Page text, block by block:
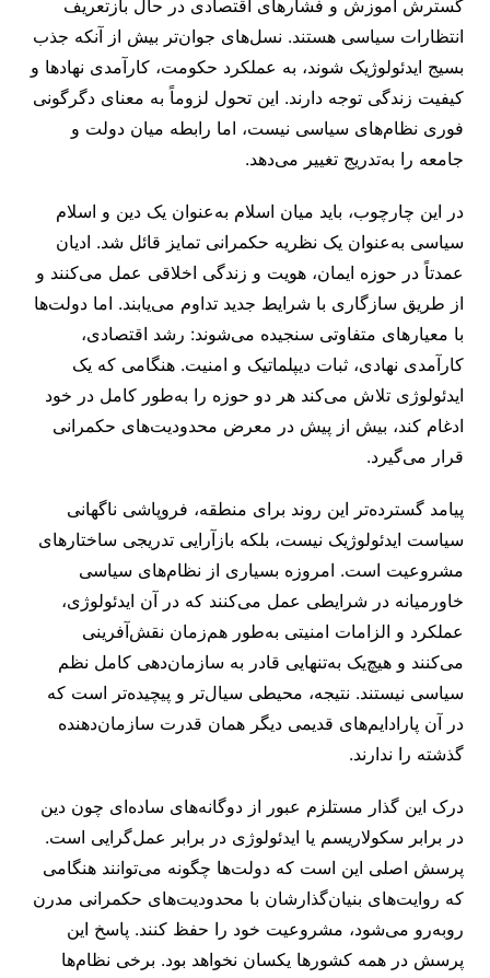
گسترش آموزش و فشارهای اقتصادی در حال بازتعریف
انتظارات سیاسی هستند. نسل‌های جوان‌تر بیش از آنکه جذب
بسیج ایدئولوژیک شوند، به عملکرد حکومت، کارآمدی نهادها و
کیفیت زندگی توجه دارند. این تحول لزوماً به معنای دگرگونی
فوری نظام‌های سیاسی نیست، اما رابطه میان دولت و
جامعه را به‌تدریج تغییر می‌دهد.
در این چارچوب، باید میان اسلام به‌عنوان یک دین و اسلام
سیاسی به‌عنوان یک نظریه حکمرانی تمایز قائل شد. ادیان
عمدتاً در حوزه ایمان، هویت و زندگی اخلاقی عمل می‌کنند و
از طریق سازگاری با شرایط جدید تداوم می‌یابند. اما دولت‌ها
با معیارهای متفاوتی سنجیده می‌شوند: رشد اقتصادی،
کارآمدی نهادی، ثبات دیپلماتیک و امنیت. هنگامی که یک
ایدئولوژی تلاش می‌کند هر دو حوزه را به‌طور کامل در خود
ادغام کند، بیش از پیش در معرض محدودیت‌های حکمرانی
قرار می‌گیرد.
پیامد گسترده‌تر این روند برای منطقه، فروپاشی ناگهانی
سیاست ایدئولوژیک نیست، بلکه بازآرایی تدریجی ساختارهای
مشروعیت است. امروزه بسیاری از نظام‌های سیاسی
خاورمیانه در شرایطی عمل می‌کنند که در آن ایدئولوژی،
عملکرد و الزامات امنیتی به‌طور هم‌زمان نقش‌آفرینی
می‌کنند و هیچ‌یک به‌تنهایی قادر به سازمان‌دهی کامل نظم
سیاسی نیستند. نتیجه، محیطی سیال‌تر و پیچیده‌تر است که
در آن پارادایم‌های قدیمی دیگر همان قدرت سازمان‌دهنده
گذشته را ندارند.
درک این گذار مستلزم عبور از دوگانه‌های ساده‌ای چون دین
در برابر سکولاریسم یا ایدئولوژی در برابر عمل‌گرایی است.
پرسش اصلی این است که دولت‌ها چگونه می‌توانند هنگامی
که روایت‌های بنیان‌گذارشان با محدودیت‌های حکمرانی مدرن
روبه‌رو می‌شود، مشروعیت خود را حفظ کنند. پاسخ این
پرسش در همه کشورها یکسان نخواهد بود. برخی نظام‌ها